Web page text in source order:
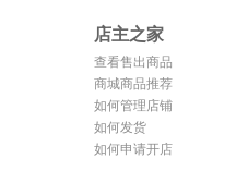
店主之家
查看售出商品
商城商品推荐
如何管理店铺
如何发货
如何申请开店